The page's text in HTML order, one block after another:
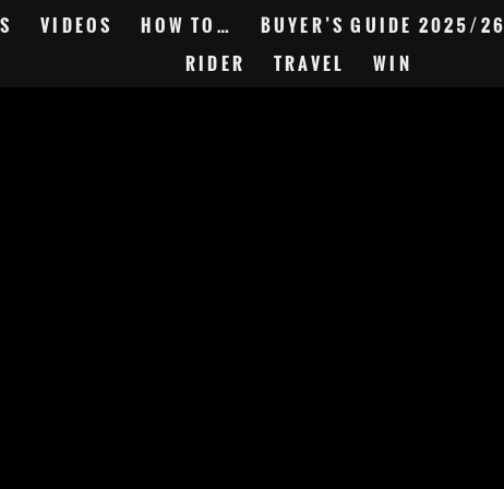
VIDEOS HOW TO… BUYER’S GUIDE 2025/26
RIDER
TRAVEL WIN